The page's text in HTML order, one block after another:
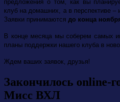
предложения о том, как вы
клуб на домашних, а в перспективе
Заявки принимаются до конца
В конце месяца мы соберем самых
планы поддержки нашего клуба в
Ждем ваших заявок, друзья!
Закончилось online-
Мисс ВХЛ